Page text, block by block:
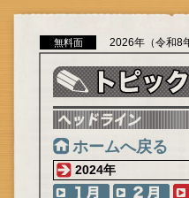
無料面 2026年（令和8
ホームへ戻る
2024年